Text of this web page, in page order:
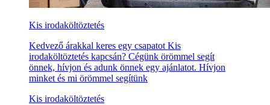
Kis irodaköltöztetés
Kedvező árakkal keres egy csapatot Kis
irodaköltöztetés kapcsán? Cégünk örömmel segít
önnek, hívjon és adunk önnek egy ajánlatot. Hívjon
minket és mi örömmel segítünk
Kis irodaköltöztetés